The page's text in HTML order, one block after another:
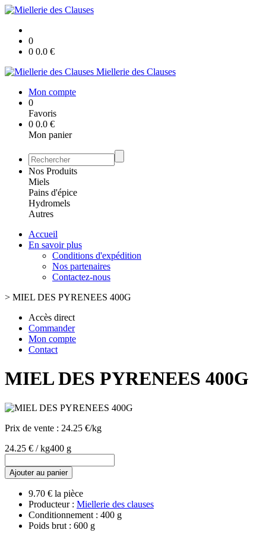
0
0 0.0 €
Miellerie des Clauses
Mon compte
0
Favoris
0 0.0 €
Mon panier
Nos Produits
Miels
Pains d'épice
Hydromels
Autres
Accueil
En savoir plus
Conditions d'expédition
Nos partenaires
Contactez-nous
> MIEL DES PYRENEES 400G
Accès direct
Commander
Mon compte
Contact
MIEL DES PYRENEES 400G
Prix de vente : 24.25 €/kg
24.25 € / kg400 g
Ajouter au panier
9.70 € la pièce
Producteur : Miellerie des clauses
Conditionnement : 400 g
Poids brut : 600 g